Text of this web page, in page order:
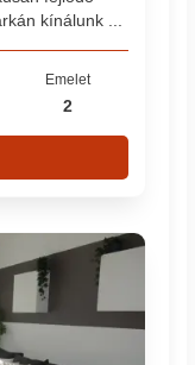
kínálunk ...
Emelet
2